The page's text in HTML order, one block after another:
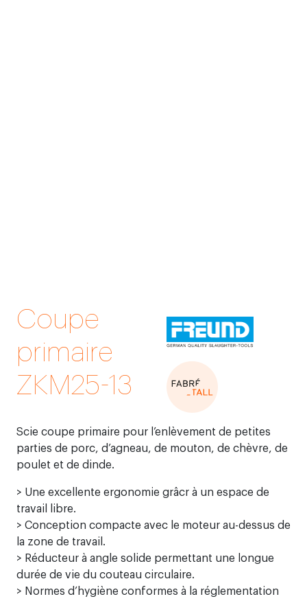
Coupe
primaire
ZKM25-13
Scie coupe primaire pour l’enlèvement de petites
parties de porc, d’agneau, de mouton, de chèvre, de
poulet et de dinde.
> Une excellente ergonomie grâcr à un espace de
travail libre.
> Conception compacte avec le moteur au-dessus de
la zone de travail.
> Réducteur à angle solide permettant une longue
durée de vie du couteau circulaire.
> Normes d’hygiène conformes à la réglementation